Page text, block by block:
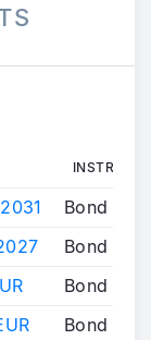
Bond
Bond
Bond
Bond